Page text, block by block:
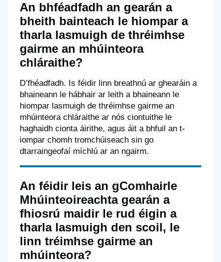
An bhféadfadh an gearán a
bheith bainteach le hiompar a
tharla lasmuigh de thréimhse
gairme an mhúinteora
chláraithe?
D’fhéadfadh. Is féidir linn breathnú ar ghearáin a
bhaineann le hábhair ar leith a bhaineann le
hiompar lasmuigh de thréimhse gairme an
mhúinteora chláraithe ar nós ciontuithe le
haghaidh cionta áirithe, agus áit a bhfuil an t-
iompar chomh tromchúiseach sin go
dtarraingeofaí míchlú ar an ngairm.
An féidir leis an gComhairle
Mhúinteoireachta gearán a
fhiosrú maidir le rud éigin a
tharla lasmuigh den scoil, le
linn tréimhse gairme an
mhúinteora?